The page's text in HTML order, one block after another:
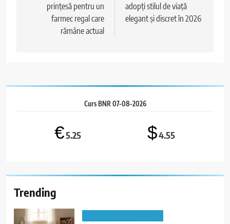
articole
prințesă pentru un
farmec regal care
rămâne actual
adopți stilul de viață
elegant și discret în 2026
Curs BNR 07-08-2026
€5.25 $4.55
Trending